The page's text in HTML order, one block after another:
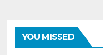
YOU MISSED
ZULIA